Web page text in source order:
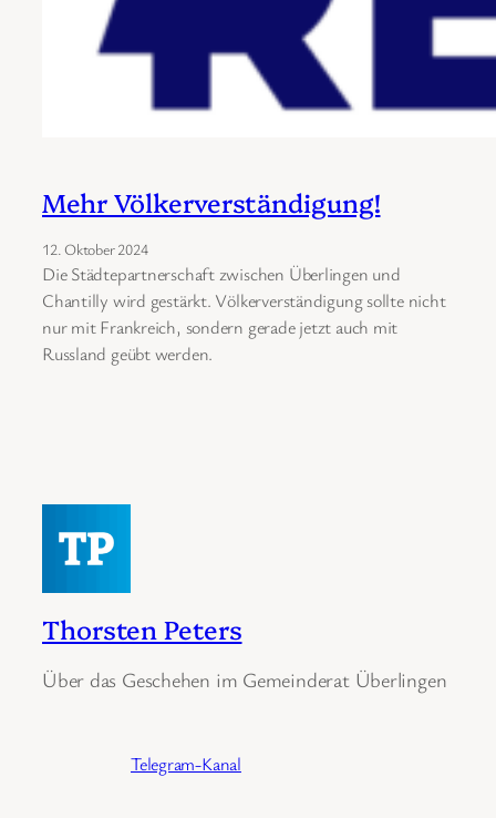
Mehr Völkerverständigung!
12. Oktober 2024
Die Städtepartnerschaft zwischen Überlingen und
Chantilly wird gestärkt. Völkerverständigung sollte nicht
nur mit Frankreich, sondern gerade jetzt auch mit
Russland geübt werden.
Thorsten Peters
Über das Geschehen im Gemeinderat Überlingen
Telegram-Kanal